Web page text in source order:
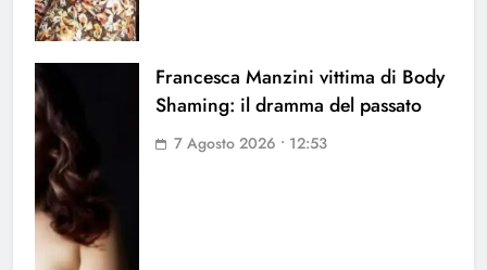
Francesca Manzini vittima di Body
Shaming: il dramma del passato
7 Agosto 2026 • 12:53